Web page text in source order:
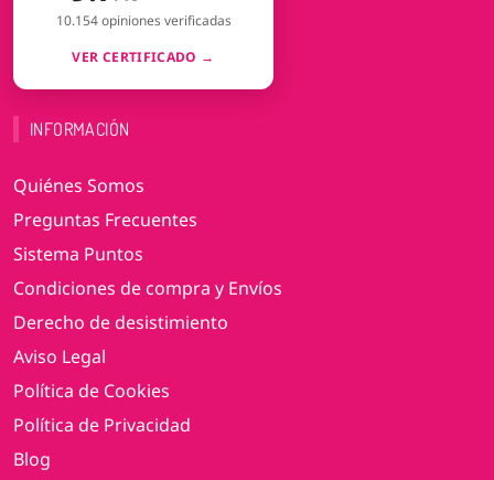
10.154 opiniones verificadas
VER CERTIFICADO →
INFORMACIÓN
Quiénes Somos
Preguntas Frecuentes
Sistema Puntos
Condiciones de compra y Envíos
Derecho de desistimiento
Aviso Legal
Política de Cookies
Política de Privacidad
Blog